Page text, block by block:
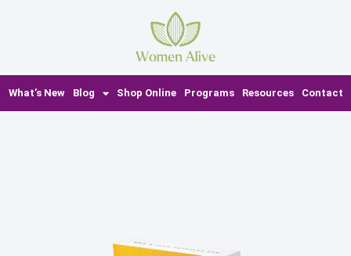
What’s New Blog Shop Online Programs Resources Contact